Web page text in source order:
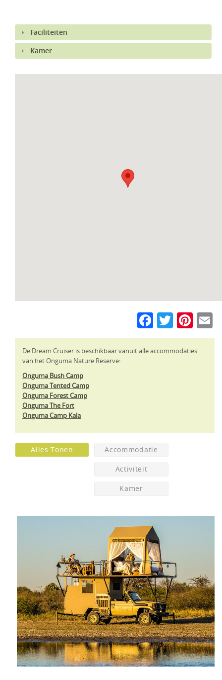
Faciliteiten
Kamer
De Dream Cruiser is beschikbaar vanuit alle accommodaties
van het Onguma Nature Reserve:
Onguma Bush Camp
Onguma Tented Camp
Onguma Forest Camp
Onguma The Fort
Onguma Camp Kala
Alles Tonen Accommodatie
Activiteit
Kamer